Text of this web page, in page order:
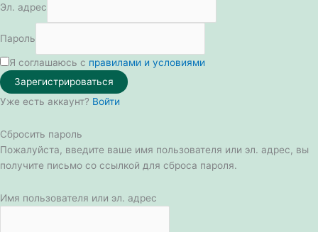
Эл. адрес
Пароль
Я соглашаюсь с правилами и условиями
Зарегистрироваться
Уже есть аккаунт? Войти
Сбросить пароль
Пожалуйста, введите ваше имя пользователя или эл. адрес, вы
получите письмо со ссылкой для сброса пароля.
Имя пользователя или эл. адрес